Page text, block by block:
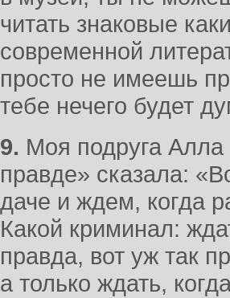
читать знаковые
современной
просто не имеешь
тебе нечего будет
9. Моя подруга
правде» сказала:
даче и ждем, когда
Какой криминал:
правда, вот уж так
а только ждать,